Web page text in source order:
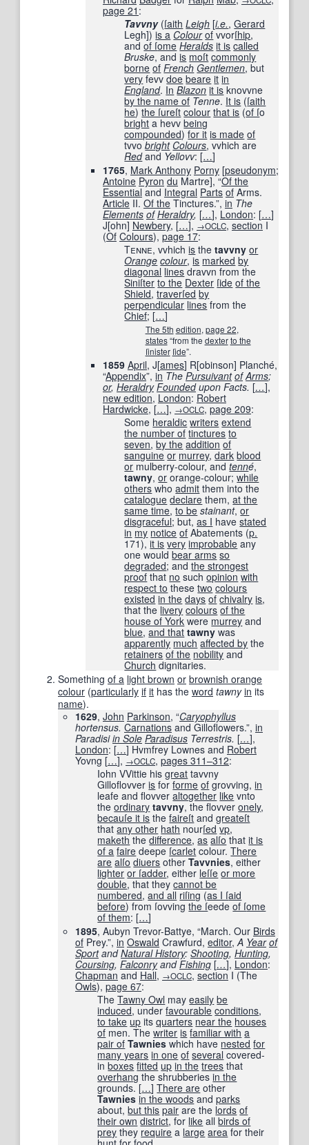
page 21 :
Tavvny(ſaith Leigh [i.e.,Gerard
Legh])is a Colour of vvorſhip,
andof ſome Heralds it is called
Bruske, andis moſt commonly
borne of French Gentlemen, but
very fevvdoe beare it in
England. In Blazon it is knovvne
by the name of Tenne. It is (ſaith
he)the ſureſt colour that is (of ſo
bright a hevvbeing
compounded)for it is made of
tvvobright Colours, vvhich are
Redand Yellovv: […]
1765, Mark Anthony Porny [pseudonym;
Antoine Pyron du Martre], “Of the
Essential and Integral Parts of Arms.
Article II. Of the Tinctures.”, in The
Elements of Heraldry, […], London: […]
J[ohn] Newbery, […], →OCLC, section I
(Of Colours), page 17:
Tenne, vvhichis thetavvny or
Orange colour,is marked by
diagonal lines dravvn from the
Siniſter to the Dexter ſide of the
Shield,traverſed by
perpendicular lines from the
Chief; […]
The 5th edition, page 22,
states“from the dexter to the
ſinister ſide”.
1859 April, J[ames] R[obinson] Planché,
“Appendix”, in The Pursuivant of Arms;
or, Heraldry Foundedupon Facts. […],
new edition, London: Robert
Hardwicke, […], →OCLC, page 209:
Some heraldic writers extend
the number of tinctures to
seven,by the addition of
sanguine or murrey,dark blood
or mulberry-colour, andtenné,
tawny,or orange-colour;while
others whoadmit them into the
catalogue declare them,at the
same time,to be stainant,or
disgraceful; but,as I havestated
in my notice of Abatements (p.
171),it is very improbable any
one wouldbear arms so
degraded; andthe strongest
proof that no suchopinion with
respect to thesetwo colours
existed in the days of chivalry is,
that the livery colours of the
house of York were murrey and
blue,and that tawny was
apparently much affected by the
retainers of the nobility and
Church dignitaries.
Something of a light brown or brownish orange
colour (particularly if it has the word tawny in its
name).
1629, John Parkinson, “Caryophyllus
hortensus. Carnations and Gilloflowers.”, in
Paradisiin Sole Paradisus Terrestris. […],
London: […] Hvmfrey Lownes and Robert
Yovng […], →OCLC, pages 311–312:
Iohn VVittie hisgreat tavvny
Gilloflovveris forforme of grovving,in
leafe and flovveraltogether like vnto
theordinary tavvny, the flovveronely,
becauſe it is thefaireſt andgreateſt
thatany other hath nourſed vp,
maketh thedifference,as alſo thatit is
of a faire deepe ſcarlet colour.There
are alſo diuers otherTavvnies, either
lighter or ſadder, either leſſe or more
double, that theycannot be
numbered,and all riſing (as I ſaid
before) from ſovvingthe ſeedeof ſome
of them: […]
1895, Aubyn Trevor-Battye, “March. Our Birds
of Prey.”, in Oswald Crawfurd, editor,A Year of
SportandNatural History: Shooting, Hunting,
Coursing, FalconryandFishing […], London:
Chapman and Hall, →OCLC, section I (The
Owls), page 67:
TheTawny Owl mayeasily be
induced, underfavourable conditions,
to take up itsquarters near the houses
of men. Thewriter is familiar with a
pair of Tawnies which have nested for
many years in one of several covered-
inboxes fitted up in the trees that
overhang the shrubberiesin the
grounds. […] There are other
Tawnies in the woods andparks
about,but this pair are the lords of
their own district, for like allbirds of
prey they require a large area for their